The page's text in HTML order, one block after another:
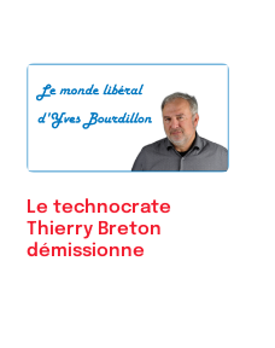
Le technocrate
Thierry Breton
démissionne